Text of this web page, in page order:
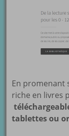
En promenant
riche en livres
tablettes ou